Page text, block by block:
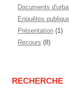
Documents
Enquêtes
Présentation (1)
Recours (8)
RECHERCHE